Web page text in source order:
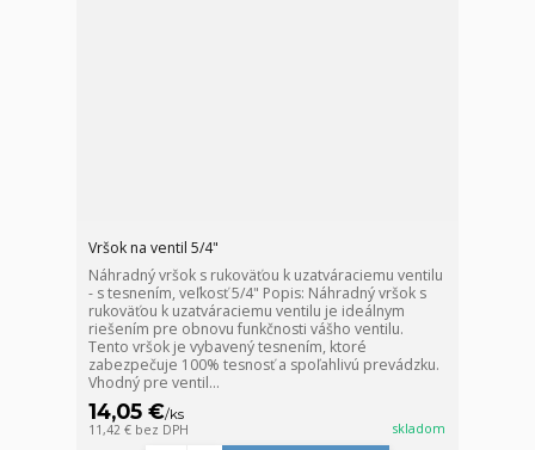
Vršok na ventil 5/4"
Náhradný vršok s rukoväťou k uzatváraciemu ventilu
- s tesnením, veľkosť 5/4" Popis: Náhradný vršok s
rukoväťou k uzatváraciemu ventilu je ideálnym
riešením pre obnovu funkčnosti vášho ventilu.
Tento vršok je vybavený tesnením, ktoré
zabezpečuje 100% tesnosť a spoľahlivú prevádzku.
Vhodný pre ventil...
14,05 €/ks
11,42 € bez DPH skladom